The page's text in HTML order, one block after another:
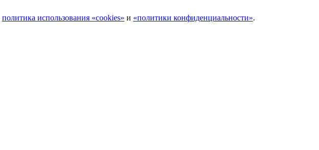
политика использования «cookies» и «политики конфиденциальности».